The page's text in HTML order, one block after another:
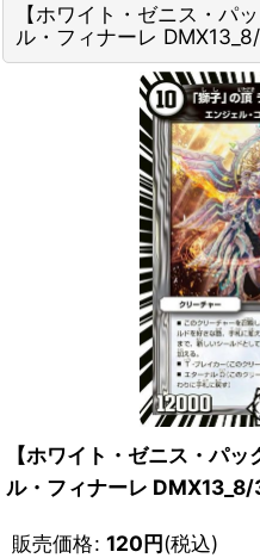
【ホワイト・ゼニス・パ
ル・フィナーレ
【ホワイト・ゼニス・パ
ル・フィナーレ
販売価格: 120円(税込)